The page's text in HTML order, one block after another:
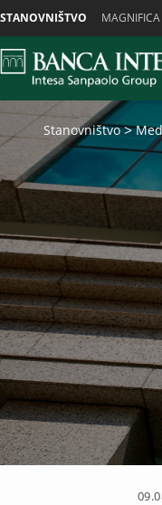
STANOVNIŠTVO
Stanovništvo